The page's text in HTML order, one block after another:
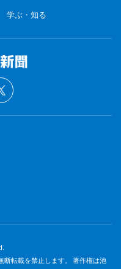
学ぶ・知る
断転載を禁止します。 著作権は池